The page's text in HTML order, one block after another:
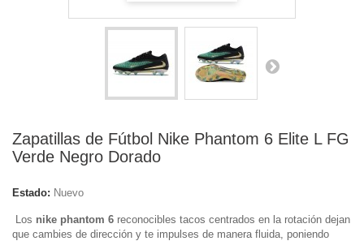
Zapatillas de Fútbol Nike Phantom 6 Elite L FG
Verde Negro Dorado
Estado: Nuevo
Los nike phantom 6 reconocibles tacos centrados en la rotación dejan
que cambies de dirección y te impulses de manera fluida, poniendo